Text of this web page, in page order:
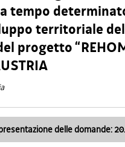
a tempo
territoriale
progetto
delle domande: